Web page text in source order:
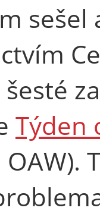
šesté
Týden